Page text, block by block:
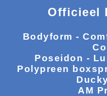
Officieel
Bodyform -
Poseidon -
Polypreen
AM